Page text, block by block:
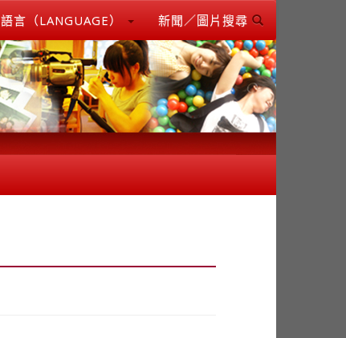
語言（LANGUAGE） 新聞／圖片搜尋